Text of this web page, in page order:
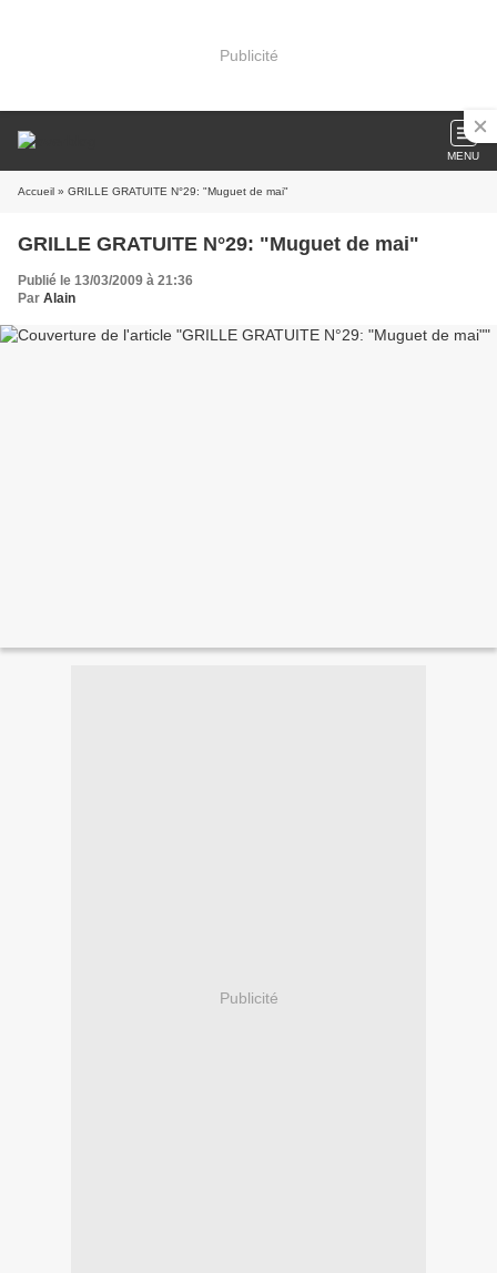
Publicité
MENU
Accueil » GRILLE GRATUITE N°29: "Muguet de mai"
GRILLE GRATUITE N°29: "Muguet de mai"
Publié le 13/03/2009 à 21:36
Par Alain
Publicité